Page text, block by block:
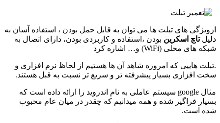
ازویژگی های تبلت ها می توان به قابل حمل بودن ، استفاده آسان به
دلیلتاچ اسکرین بودن ،استفاده و کاربردی بودن، دارای اتصال به
شبکه های محلی (WiFi) و… اشاره کرد
.تبلت هاییی که امروزه شاهد آن ها هستیم از لحاظ نرم افزاری و
سخت افزاری بسیار پیشرفته تر و سریع تر نسبت به قبل هستند.
مثال google سیستم عاملی به نام اندروید را ارائه داده است که
بسیار فراگیر شده و همه میدانیم که چقدر در میان عام محبوب
شده است.